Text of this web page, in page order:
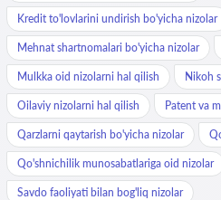
Kredit to'lovlarini undirish bo'yicha nizolar
Mehnat shartnomalari bo'yicha nizolar
Mulkka oid nizolarni hal qilish Nikoh
Oilaviy nizolarni hal qilish Patent va
Qarzlarni qaytarish bo'yicha nizolar
Qo'shnichilik munosabatlariga oid nizolar
Savdo faoliyati bilan bog'liq nizolar